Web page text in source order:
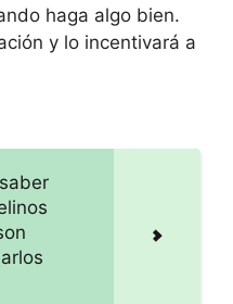
haga algo bien.
y lo incentivará a